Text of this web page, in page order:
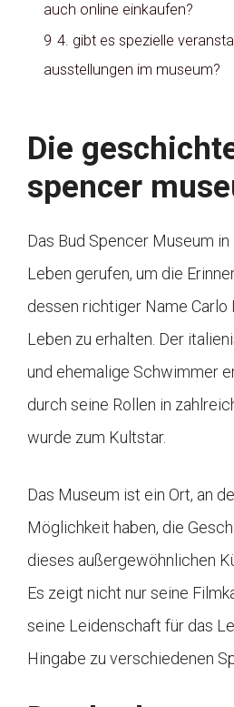
auch online einkaufen?
9 4. gibt es spezielle
ausstellungen im museum?
Die
spencer
Das Bud Spencer Museum
Leben gerufen, um die
dessen richtiger Name Carlo
Leben zu erhalten. Der
und ehemalige Schwimmer
durch seine Rollen in
wurde zum Kultstar.
Das Museum ist ein Ort, an
Möglichkeit haben, die
dieses außergewöhnlichen
Es zeigt nicht nur seine
seine Leidenschaft für das
Hingabe zu verschiedenen